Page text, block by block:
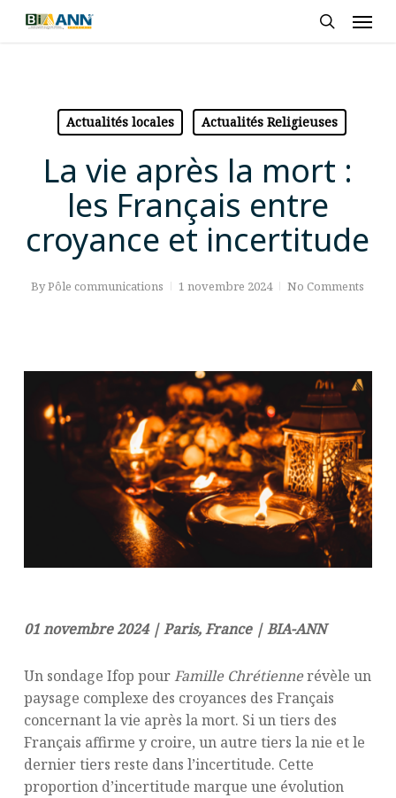
Skip
Actualités locales Actualités Religieuses
La vie après la mort :
les Français entre
croyance et incertitude
ByPôle communications 1 novembre 2024 No Comments
01 novembre 2024 | Paris, France | BIA-ANN
Un sondage Ifop pourFamille Chrétiennerévèle un
paysage complexe des croyances des Français
concernant la vie après la mort. Si un tiers des
Français affirme y croire, un autre tiers la nie et le
dernier tiers reste dans l’incertitude. Cette
proportion d’incertitude marque une évolution